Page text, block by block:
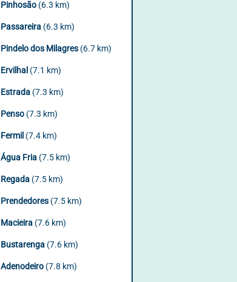
Pinhosão(6.3 km)
Passareira(6.3 km)
Pindelo dos Milagres(6.7 km)
Ervilhal (7.1 km)
Estrada(7.3 km)
Penso(7.3 km)
Fermil (7.4 km)
Água Fria(7.5 km)
Regada(7.5 km)
Prendedores(7.5 km)
Macieira(7.6 km)
Bustarenga(7.6 km)
Adenodeiro(7.8 km)